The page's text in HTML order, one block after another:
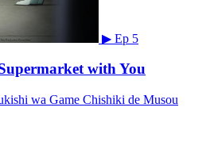
▶ Ep 5
with You